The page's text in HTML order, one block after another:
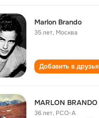
Marlon Brando
35 лет, Москва
Добавить в друзья
MARLON BRANDO
36 лет, РСО-А